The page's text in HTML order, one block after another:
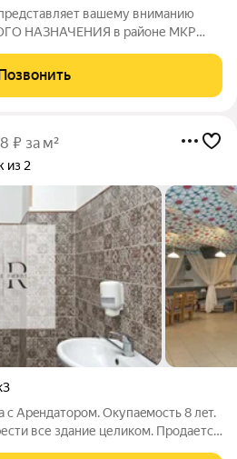
вашему вниманию
НАЗНАЧЕНИЯ в районе МКР
что позволяет использовать
₽ за м²
из 2
Окупаeмocть 8 лeт.
все здание целиком. Продается